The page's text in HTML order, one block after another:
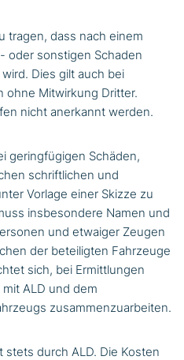
tragen, dass nach einem
oder sonstigen Schaden
Dies gilt auch bei
ohne Mitwirkung Dritter.
nicht anerkannt werden.
geringfügigen Schäden,
schriftlichen und
Vorlage einer Skizze zu
insbesondere Namen und
und etwaiger Zeugen
der beteiligten Fahrzeuge
sich, bei Ermittlungen
ALD und dem
zusammenzuarbeiten.
durch ALD. Die Kosten